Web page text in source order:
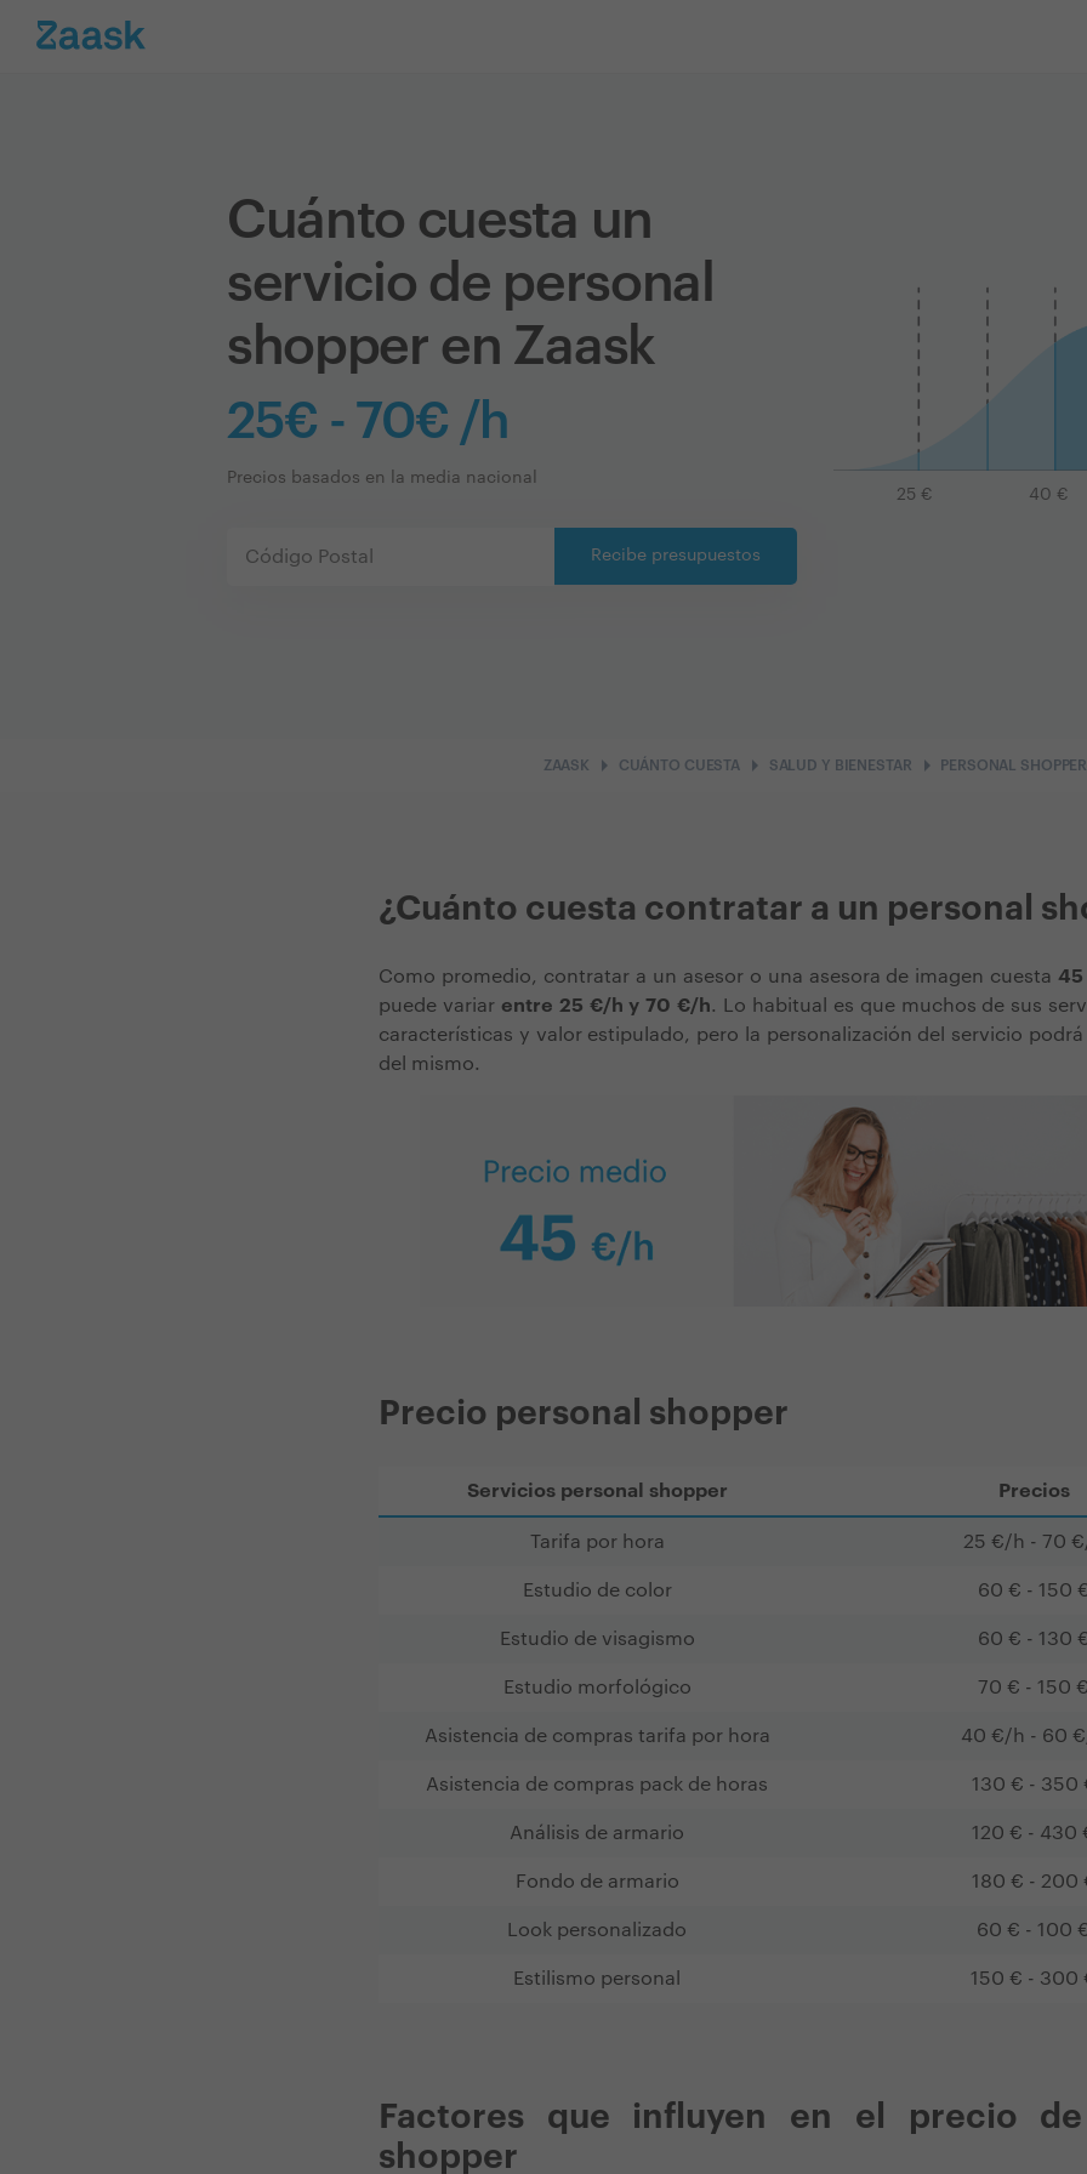
Cuánto cuesta un
servicio de personal
shopper en Zaask
25€ - 70€ /h
Precios basados en la media nacional
Recibe presupuestos
25 € 40 €
ZAASK arrow_right CUÁNTO CUESTA arrow_right SALUD Y BIENESTAR arrow_right PERSONAL SHOPPER
¿Cuánto cuesta contratar a un personal
Como promedio, contratar a un asesor o una asesora de imagen cuesta
puede variar entre 25 €/h y 70 €/h. Lo habitual es que muchos de sus
características y valor estipulado, pero la personalización del servicio
del mismo.
Precio personal shopper
Servicios personal shopper Precios
Tarifa por hora 25 €/h - 70
Estudio de color 60 € - 150
Estudio de visagismo 60 € - 130
Estudio morfológico 70 € - 150
Asistencia de compras tarifa por hora 40 €/h - 60
Asistencia de compras pack de horas 130 € - 350
Análisis de armario 120 € - 430
Fondo de armario 180 € - 200
Look personalizado 60 € - 100
Estilismo personal 150 € - 300
Factores que influyen en el precio
shopper